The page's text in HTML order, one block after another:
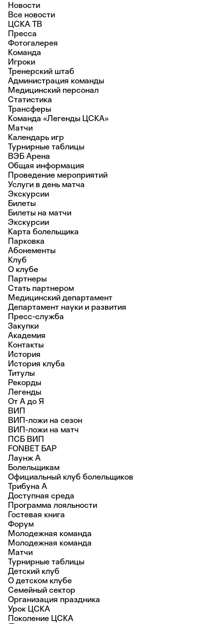
Новости
Все новости
ЦСКА ТВ
Пресса
Фотогалерея
Команда
Игроки
Тренерский штаб
Администрация команды
Медицинский персонал
Статистика
Трансферы
Команда «Легенды ЦСКА»
Матчи
Календарь игр
Турнирные таблицы
ВЭБ Арена
Общая информация
Проведение мероприятий
Услуги в день матча
Экскурсии
Билеты
Билеты на матчи
Экскурсии
Карта болельщика
Парковка
Абонементы
Клуб
О клубе
Партнеры
Стать партнером
Медицинский департамент
Департамент науки и развития
Пресс-служба
Закупки
Академия
Контакты
История
История клуба
Титулы
Рекорды
Легенды
От А до Я
ВИП
ВИП-ложи на сезон
ВИП-ложи на матч
ПСБ ВИП
FONBET БАР
Лаунж A
Болельщикам
Официальный клуб болельщиков
Трибуна А
Доступная среда
Программа лояльности
Гостевая книга
Форум
Молодежная команда
Молодежная команда
Матчи
Турнирные таблицы
Детский клуб
О детском клубе
Семейный сектор
Организация праздника
Урок ЦСКА
Поколение ЦСКА